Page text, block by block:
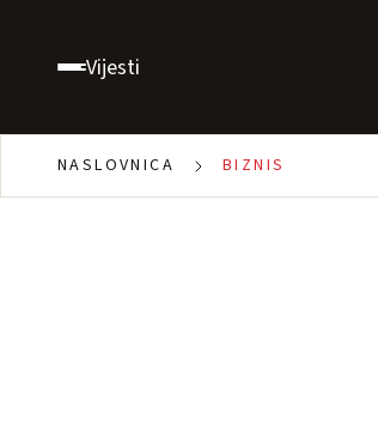
Vijesti
NASLOVNICA BIZNIS